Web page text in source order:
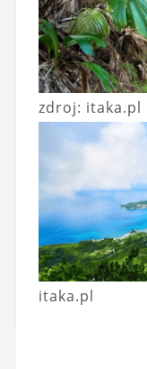
zdroj: itaka.pl
itaka.pl